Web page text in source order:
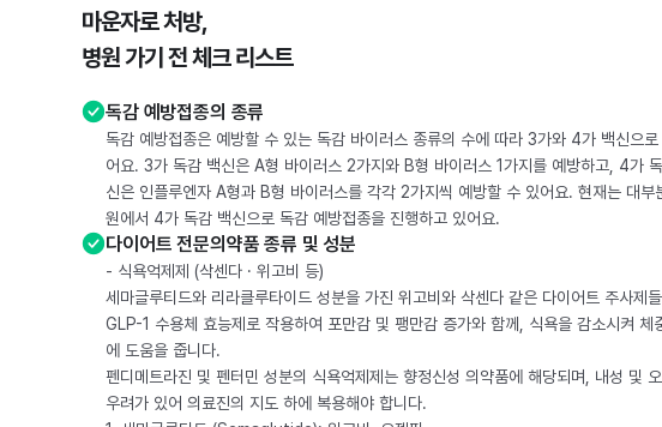
마운자로 처방,
병원 가기 전 체크 리스트
독감 예방접종의 종류
독감 예방접종은 예방할 수 있는 독감 바이러스 종류의 수에 따라 3가와 4가 백신으로
어요. 3가 독감 백신은 A형 바이러스 2가지와 B형 바이러스 1가지를 예방하고, 4가
신은 인플루엔자 A형과 B형 바이러스를 각각 2가지씩 예방할 수 있어요. 현재는 대부
원에서 4가 독감 백신으로 독감 예방접종을 진행하고 있어요.
다이어트 전문의약품 종류 및 성분
- 식욕억제제 (삭센다 · 위고비 등)
세마글루티드와 리라클루타이드 성분을 가진 위고비와 삭센다 같은 다이어트 주사제
GLP-1 수용체 효능제로 작용하여 포만감 및 팽만감 증가와 함께, 식욕을 감소시켜 체
에 도움을 줍니다.
펜디메트라진 및 펜터민 성분의 식욕억제제는 향정신성 의약품에 해당되며, 내성 및
우려가 있어 의료진의 지도 하에 복용해야 합니다.